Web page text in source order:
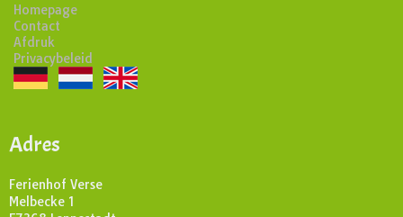
Homepage
Contact
Afdruk
Privacybeleid
Adres
Ferienhof Verse
Melbecke 1